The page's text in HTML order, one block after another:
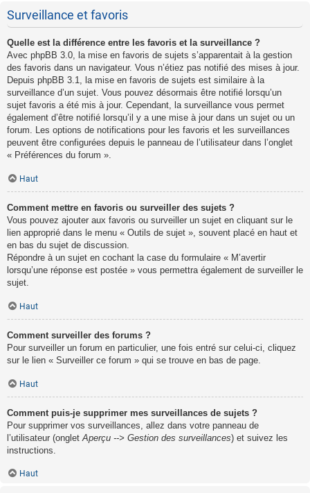
Surveillance et favoris
Quelle est la différence entre les favoris et la surveillance ?
Avec phpBB 3.0, la mise en favoris de sujets s’apparentait à la gestion
des favoris dans un navigateur. Vous n’étiez pas notifié des mises à jour.
Depuis phpBB 3.1, la mise en favoris de sujets est similaire à la
surveillance d’un sujet. Vous pouvez désormais être notifié lorsqu’un
sujet favoris a été mis à jour. Cependant, la surveillance vous permet
également d’être notifié lorsqu’il y a une mise à jour dans un sujet ou un
forum. Les options de notifications pour les favoris et les surveillances
peuvent être configurées depuis le panneau de l’utilisateur dans l’onglet
« Préférences du forum ».
Haut
Comment mettre en favoris ou surveiller des sujets ?
Vous pouvez ajouter aux favoris ou surveiller un sujet en cliquant sur le
lien approprié dans le menu « Outils de sujet », souvent placé en haut et
en bas du sujet de discussion.
Répondre à un sujet en cochant la case du formulaire « M’avertir
lorsqu’une réponse est postée » vous permettra également de surveiller le
sujet.
Haut
Comment surveiller des forums ?
Pour surveiller un forum en particulier, une fois entré sur celui-ci, cliquez
sur le lien « Surveiller ce forum » qui se trouve en bas de page.
Haut
Comment puis-je supprimer mes surveillances de sujets ?
Pour supprimer vos surveillances, allez dans votre panneau de
l’utilisateur (onglet Aperçu --> Gestion des surveillances) et suivez les
instructions.
Haut